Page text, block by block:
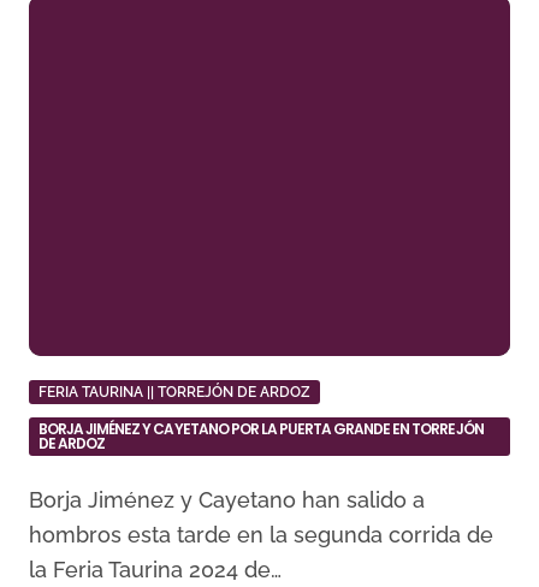
FERIA TAURINA || TORREJÓN DE ARDOZ
BORJA JIMÉNEZ Y CAYETANO POR LA PUERTA GRANDE EN TORREJÓN
DE ARDOZ
Borja Jiménez y Cayetano han salido a
hombros esta tarde en la segunda corrida de
la Feria Taurina 2024 de…